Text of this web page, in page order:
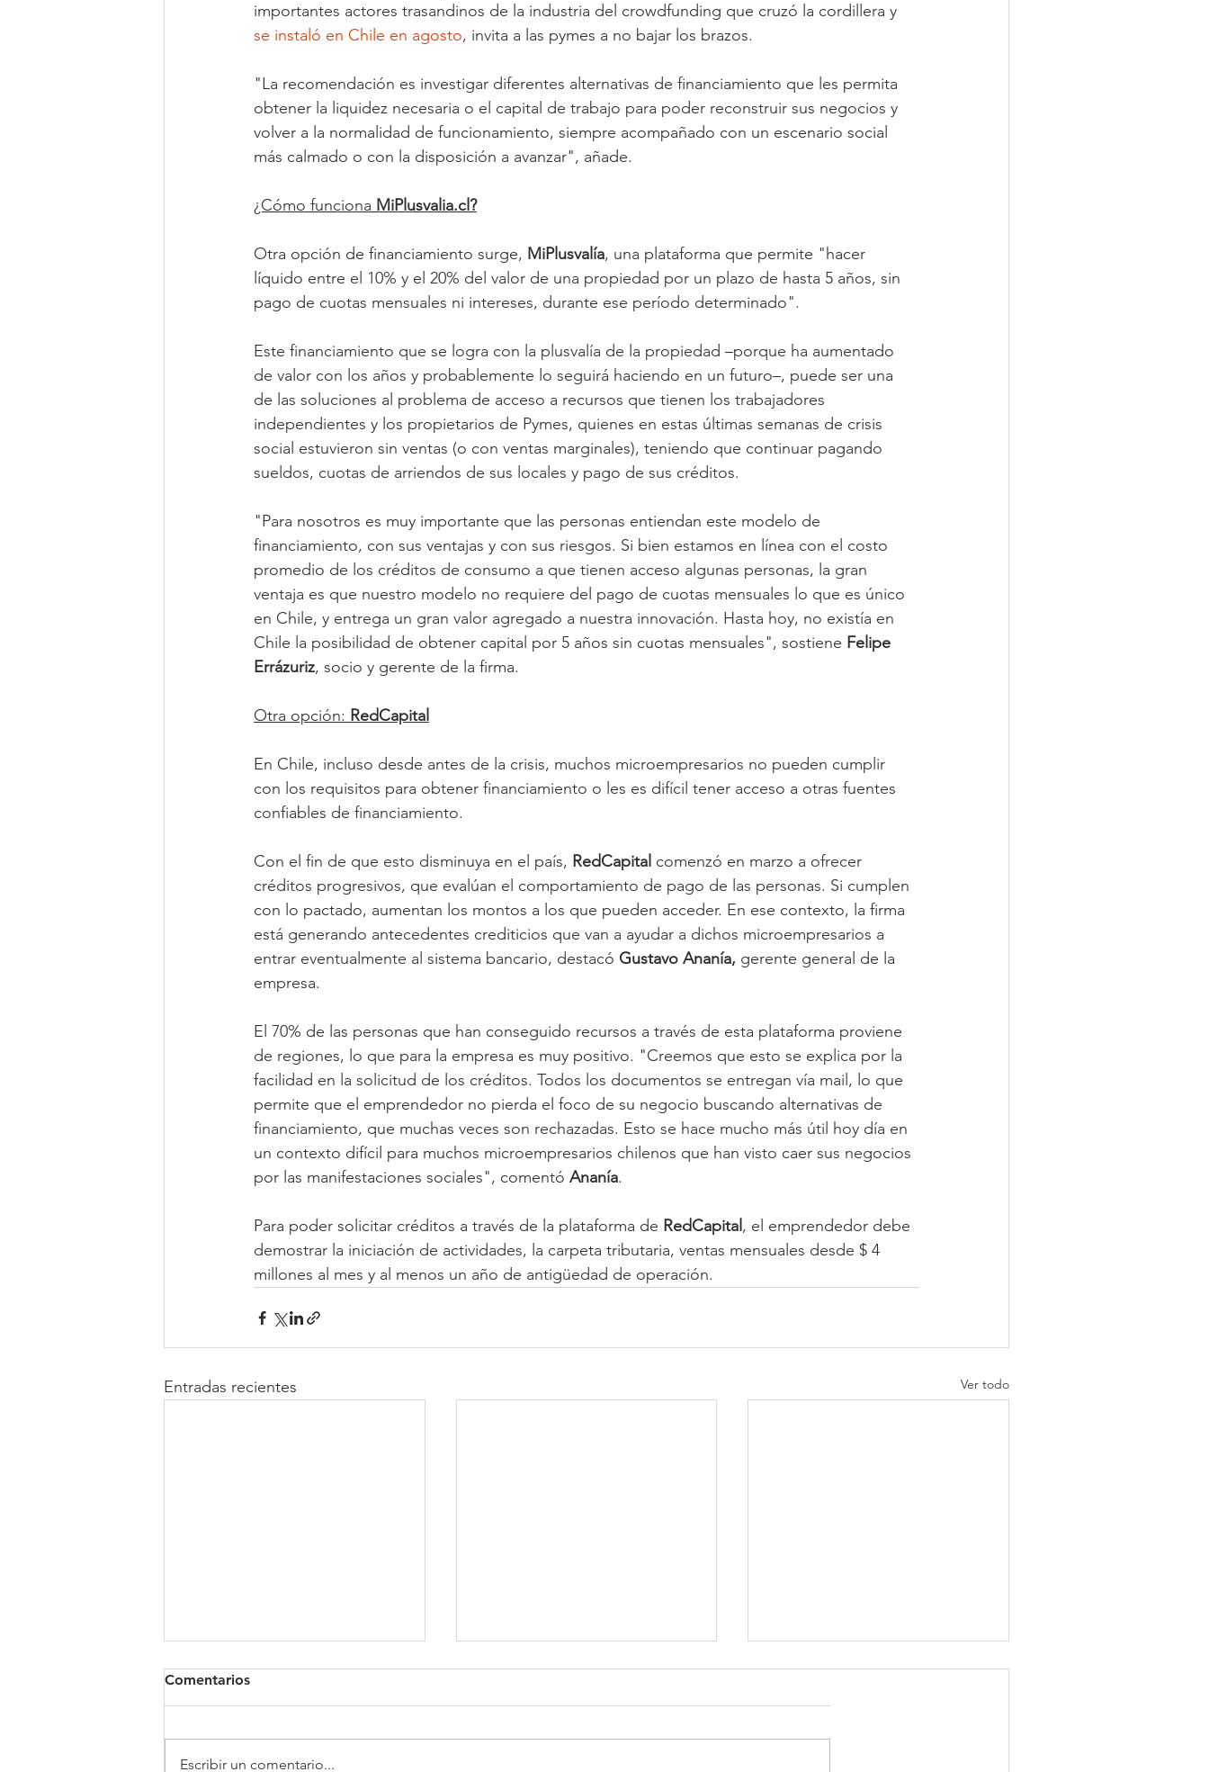
importantes actores trasandinos de la industria del crowdfunding que cruzó la cordillera y
se instaló en Chile en agosto, invita a las pymes a no bajar los brazos.
"La recomendación es investigar diferentes alternativas de financiamiento que les permita
obtener la liquidez necesaria o el capital de trabajo para poder reconstruir sus negocios y
volver a la normalidad de funcionamiento, siempre acompañado con un escenario social
más calmado o con la disposición a avanzar", añade.
¿Cómo funciona MiPlusvalia.cl?
Otra opción de financiamiento surge, MiPlusvalía, una plataforma que permite "hacer
líquido entre el 10% y el 20% del valor de una propiedad por un plazo de hasta 5 años, sin
pago de cuotas mensuales ni intereses, durante ese período determinado".
Este financiamiento que se logra con la plusvalía de la propiedad –porque ha aumentado
de valor con los años y probablemente lo seguirá haciendo en un futuro–, puede ser una
de las soluciones al problema de acceso a recursos que tienen los trabajadores
independientes y los propietarios de Pymes, quienes en estas últimas semanas de crisis
social estuvieron sin ventas (o con ventas marginales), teniendo que continuar pagando
sueldos, cuotas de arriendos de sus locales y pago de sus créditos.
"Para nosotros es muy importante que las personas entiendan este modelo de
financiamiento, con sus ventajas y con sus riesgos. Si bien estamos en línea con el costo
promedio de los créditos de consumo a que tienen acceso algunas personas, la gran
ventaja es que nuestro modelo no requiere del pago de cuotas mensuales lo que es único
en Chile, y entrega un gran valor agregado a nuestra innovación. Hasta hoy, no existía en
Chile la posibilidad de obtener capital por 5 años sin cuotas mensuales", sostiene Felipe
Errázuriz, socio y gerente de la firma.
Otra opción: RedCapital
En Chile, incluso desde antes de la crisis, muchos microempresarios no pueden cumplir
con los requisitos para obtener financiamiento o les es difícil tener acceso a otras fuentes
confiables de financiamiento.
Con el fin de que esto disminuya en el país, RedCapital comenzó en marzo a ofrecer
créditos progresivos, que evalúan el comportamiento de pago de las personas. Si cumplen
con lo pactado, aumentan los montos a los que pueden acceder. En ese contexto, la firma
está generando antecedentes crediticios que van a ayudar a dichos microempresarios a
entrar eventualmente al sistema bancario, destacó Gustavo Ananía, gerente general de la
empresa.
El 70% de las personas que han conseguido recursos a través de esta plataforma proviene
de regiones, lo que para la empresa es muy positivo. "Creemos que esto se explica por la
facilidad en la solicitud de los créditos. Todos los documentos se entregan vía mail, lo que
permite que el emprendedor no pierda el foco de su negocio buscando alternativas de
financiamiento, que muchas veces son rechazadas. Esto se hace mucho más útil hoy día en
un contexto difícil para muchos microempresarios chilenos que han visto caer sus negocios
por las manifestaciones sociales", comentó Ananía.
Para poder solicitar créditos a través de la plataforma de RedCapital , el emprendedor debe
demostrar la iniciación de actividades, la carpeta tributaria, ventas mensuales desde $ 4
millones al mes y al menos un año de antigüedad de operación.
Entradas recientes Ver todo
Clínica Somno
Comentarios
Escribir un comentario...